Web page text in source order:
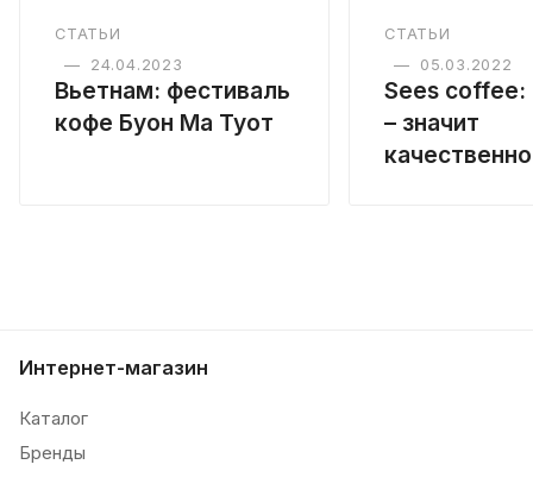
СТАТЬИ
—
24.04.2023
Вьетнам: фестиваль
кофе Буон Ма Туот
СТАТЬИ
—
05.03.2022
Sees
– значит
качественно
Интернет-магазин
Каталог
Бренды